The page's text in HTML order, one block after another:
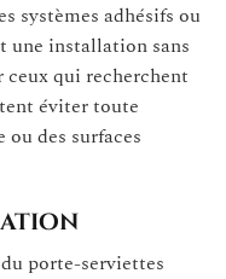
systèmes adhésifs ou
une installation sans
qui recherchent
éviter toute
des surfaces
porte-serviettes